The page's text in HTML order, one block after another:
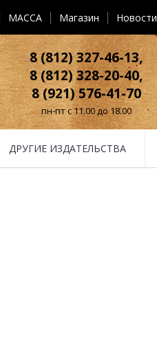
MACCA Магазин Новости
8 (812) 327-46-13,
8 (812) 328-20-40,
8 (921) 576-41-70
пн-пт с 11.00 до 18.00
ДРУГИЕ ИЗДАТЕЛЬСТВА